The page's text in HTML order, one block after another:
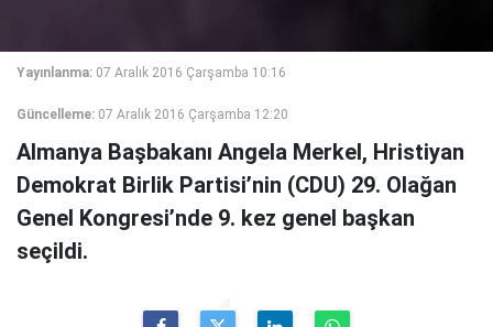
Yayınlanma: 07 Aralık 2016 Çarşamba 10:16
Güncelleme: 07 Aralık 2016 Çarşamba 12:20
Almanya Başbakanı Angela Merkel, Hristiyan
Demokrat Birlik Partisi’nin (CDU) 29. Olağan
Genel Kongresi’nde 9. kez genel başkan
seçildi.